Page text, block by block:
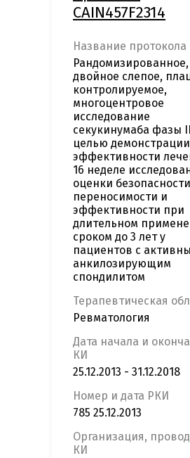
CAIN457F2314
Название протокола
Рандомизированное,
двойное слепое,
контролируемое,
многоцентровое
исследование
секукинумаба фазы
целью демонстрации
эффективности
16 неделе
оценки
переносимости и
эффективности при
длительном
сроком до 3 лет у
пациентов с
анкилозирующим
спондилитом
Терапевтическая
Ревматология
Дата начала и
КИ
25.12.2013 - 31.12.2018
Номер и дата РКИ
785 25.12.2013
Организация,
КИ